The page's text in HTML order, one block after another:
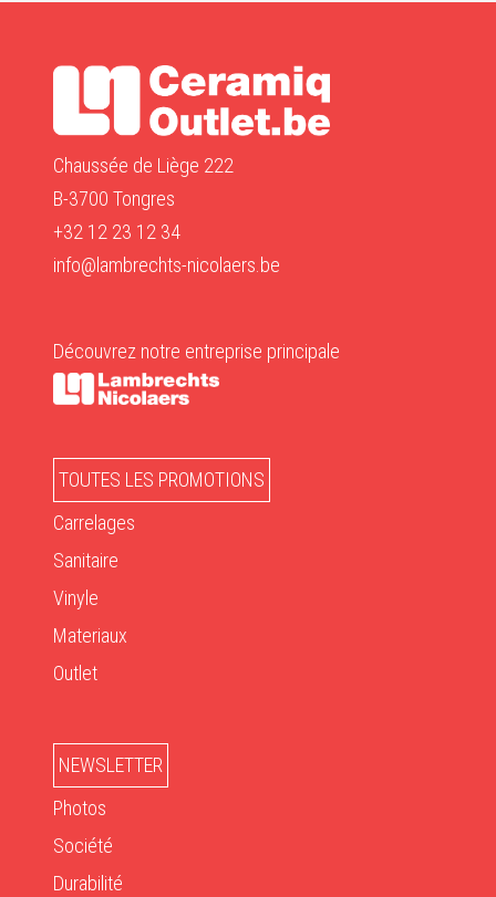
Chaussée de Liège 222
B-3700 Tongres
+32 12 23 12 34
info@lambrechts-nicolaers.be
Découvrez notre entreprise principale
TOUTES LES PROMOTIONS
Carrelages
Sanitaire
Vinyle
Materiaux
Outlet
NEWSLETTER
Photos
Société
Durabilité